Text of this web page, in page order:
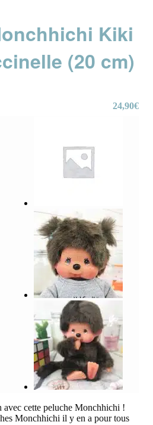
Kiki
(20 cm)
24,90€
cette peluche Monchhichi !
Monchhichi il y en a pour tous